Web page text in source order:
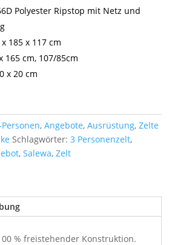
Polyester Ripstop mit Netz und
185 x 117 cm
165 cm, 107/85cm
x 20 cm
, Angebote, Ausrüstung, Zelte
Schlagwörter: 3 Personenzelt,
, Salewa, Zelt
% freistehender Konstruktion.